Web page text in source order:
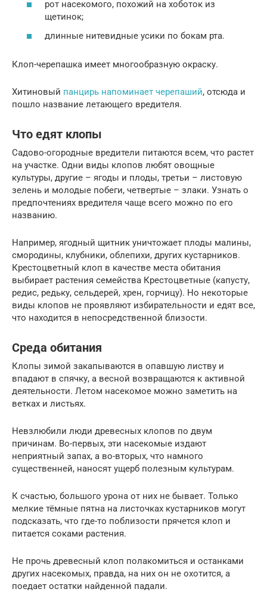
рот насекомого, похожий на хоботок из
щетинок;
длинные нитевидные усики по бокам рта.
Клоп-черепашка имеет многообразную окраску.
Хитиновый панцирь напоминает черепаший, отсюда и
пошло название летающего вредителя.
Что едят клопы
Садово-огородные вредители питаются всем, что растет
на участке. Одни виды клопов любят овощные
культуры, другие – ягоды и плоды, третьи – листовую
зелень и молодые побеги, четвертые – злаки. Узнать о
предпочтениях вредителя чаще всего можно по его
названию.
Например, ягодный щитник уничтожает плоды малины,
смородины, клубники, облепихи, других кустарников.
Крестоцветный клоп в качестве места обитания
выбирает растения семейства Крестоцветные (капусту,
редис, редьку, сельдерей, хрен, горчицу). Но некоторые
виды клопов не проявляют избирательности и едят все,
что находится в непосредственной близости.
Среда обитания
Клопы зимой закапываются в опавшую листву и
впадают в спячку, а весной возвращаются к активной
деятельности. Летом насекомое можно заметить на
ветках и листьях.
Невзлюбили люди древесных клопов по двум
причинам. Во-первых, эти насекомые издают
неприятный запах, а во-вторых, что намного
существенней, наносят ущерб полезным культурам.
К счастью, большого урона от них не бывает. Только
мелкие тёмные пятна на листочках кустарников могут
подсказать, что где-то поблизости прячется клоп и
питается соками растения.
Не прочь древесный клоп полакомиться и останками
других насекомых, правда, на них он не охотится, а
поедает остатки найденной падали.